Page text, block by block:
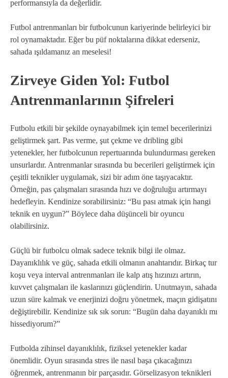
performansıyla da değerlidir.
Futbol antrenmanları bir futbolcunun kariyerinde belirleyici bir
rol oynamaktadır. Eğer bu püf noktalarına dikkat ederseniz,
sahada ışıldamanız an meselesi!
Zirveye Giden Yol: Futbol
Antrenmanlarının Şifreleri
Futbolu etkili bir şekilde oynayabilmek için temel becerilerinizi
geliştirmek şart. Pas verme, şut çekme ve dribling gibi
yetenekler, her futbolcunun repertuarında bulundurması gereken
unsurlardır. Antrenmanlar sırasında bu becerileri geliştirmek için
çeşitli teknikler uygulamak, sizi bir adım öne taşıyacaktır.
Örneğin, pas çalışmaları sırasında hızı ve doğruluğu artırmayı
hedefleyin. Kendinize sorabilirsiniz: “Bu pası atmak için hangi
teknik en uygun?” Böylece daha düşünceli bir oyuncu
olabilirsiniz.
Güçlü bir futbolcu olmak sadece teknik bilgi ile olmaz.
Dayanıklılık ve güç, sahada etkili olmanın anahtarıdır. Birkaç tur
koşu veya interval antrenmanları ile kalp atış hızınızı artırın,
kuvvet çalışmaları ile kaslarınızı güçlendirin. Unutmayın, sahada
uzun süre kalmak ve enerjinizi doğru yönetmek, maçın gidişatını
değiştirebilir. Kendinize sık sık sorun: “Bugün daha dayanıklı mı
hissediyorum?”
Futbolda zihinsel dayanıklılık, fiziksel yetenekler kadar
önemlidir. Oyun sırasında stres ile nasıl başa çıkacağınızı
öğrenmek, antrenmanın bir parçasıdır. Görselizasyon teknikleri